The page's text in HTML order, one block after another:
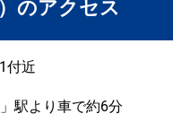
のアクセス
付近
駅より車で約6分